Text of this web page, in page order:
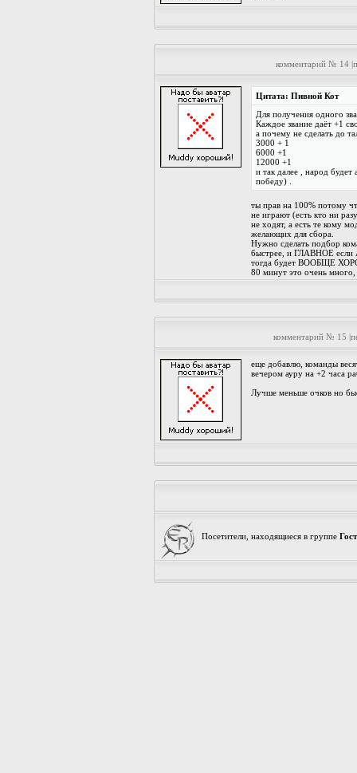
комментарий № 14
Цитата: Пивной Кот
Для получения одного
Каждое звание даёт +1
а почему не сделать до
3000 + 1
6000 +1
12000 +1
и так далее , народ будет
победу) .
ты прав на 100% потому
не играют (есть кто ни
не ходят, а есть те кому
желающих для сбора.
Нужно сделать подбор
быстрее, и ГЛАВНОЕ если
тогда будет ВООБЩЕ
80 минут это очень
комментарий № 15
еще добавлю, команды
вечером ауру на +2 часа
Лучше меньше очков но
Посетители, находящиеся в группе